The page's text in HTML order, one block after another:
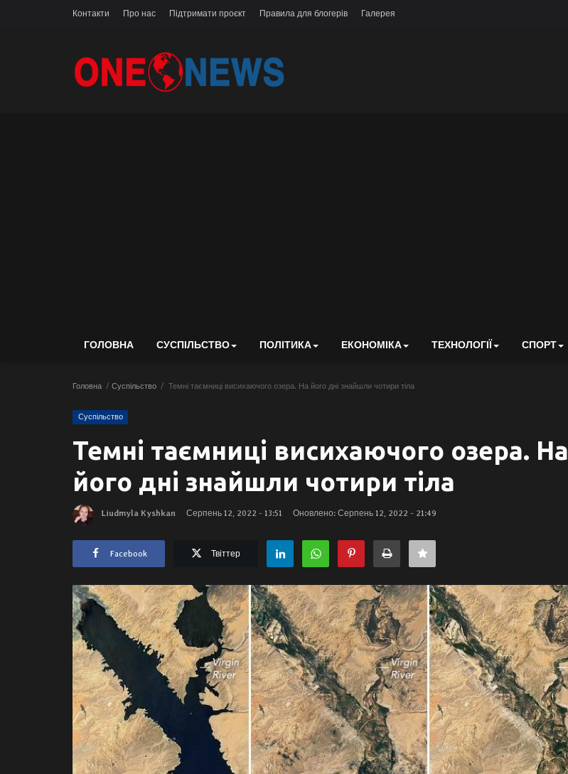
Контакти Про нас Підтримати проєкт Правила для блогерів Галерея
ГОЛОВНА СУСПІЛЬСТВО ПОЛІТИКА ЕКОНОМІКА ТЕХНОЛОГІЇ СПОРТ
Головна Суспільство Темні таємниці висихаючого озера. На його дні знайшли чотири тіла
Суспільство
Темні таємниці висихаючого озера. На
його дні знайшли чотири тіла
Liudmyla Kyshkan Серпень 12, 2022 - 13:51 Оновлено: Серпень 12, 2022 - 21:49
Facebook Твіттер